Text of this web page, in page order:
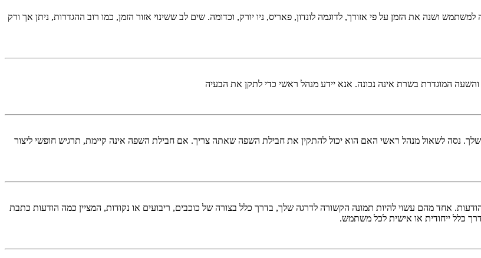
ושנה את הזמן על פי אזורך, לדוגמה לונדון, פאריס, ניו יורק, וכדומה. שים לב ששינוי אזור הזמן, כמו רוב ההגדרות, ניתן אך ורק
והשעה המוגדרת בשרת אינה נכונה. אנא יידע מנהל ראשי כדי לתקן את הבעיה
לשאול מנהל ראשי האם הוא יכול להתקין את חבילת השפה שאתה צריך. אם חבילת השפה אינה קיימת, תרגיש חופשי ליצור
אחד מהם עשוי להיות תמונה הקשורה לדרגה שלך, בדרך כלל בצורה של כוכבים, ריבועים או נקודות, המציין כמה הודעות כתבת
כלל ייחודית או אישית לכל משתמש.